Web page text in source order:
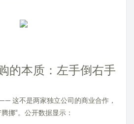
的本质：左手倒右手
这不是两家独立公司的商业合作，
挪”。公开数据显示：